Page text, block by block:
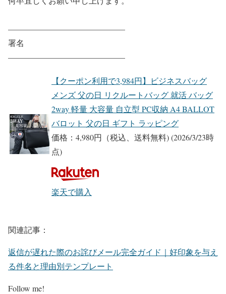
——————————————–
署名
——————————————–
【クーポン利用で3,984円】ビジネスバッグ
メンズ 父の日 リクルートバッグ 就活 バッグ
2way 軽量 大容量 自立型 PC収納 A4 BALLOT
バロット 父の日 ギフト ラッピング
価格：4,980円（税込、送料無料)(2026/3/23時
点)
楽天で購入
関連記事：
返信が遅れた際のお詫びメール完全ガイド｜好印象を与え
る件名と理由別テンプレート
Follow me!